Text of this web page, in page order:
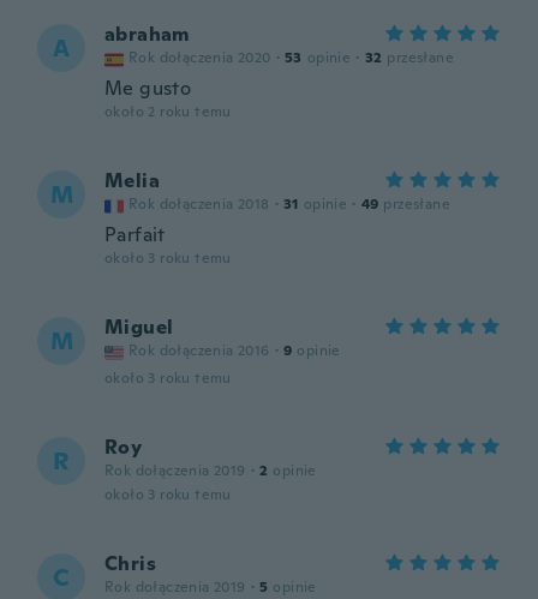
A abraham
Rok dołączenia 2020 · 53 opinie · 32 przesłane
Me gusto
około 2 roku temu
M Melia
Rok dołączenia 2018 · 31 opinie · 49 przesłane
Parfait
około 3 roku temu
M Miguel
Rok dołączenia 2016 · 9 opinie
około 3 roku temu
R Roy
Rok dołączenia 2019 · 2 opinie
około 3 roku temu
C Chris
Rok dołączenia 2019 · 5 opinie